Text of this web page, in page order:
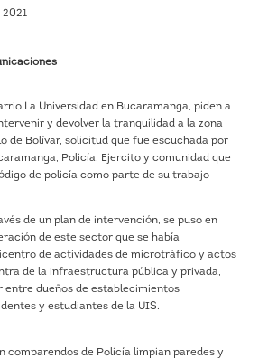
La Universidad en Bucaramanga, piden a
y devolver la tranquilidad a la zona
de Bolívar, solicitud que fue escuchada por
Policía, Ejercito y comunidad que
de policía como parte de su trabajo
de un plan de intervención, se puso en
de este sector que se había
de actividades de microtráfico y actos
de la infraestructura pública y privada,
entre dueños de establecimientos
y estudiantes de la UIS.
comparendos de Policía limpian paredes y